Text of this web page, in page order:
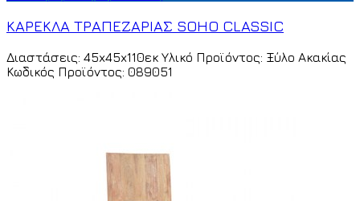
ΚΑΡΕΚΛΑ ΤΡΑΠΕΖΑΡΙΑΣ SOHO CLASSIC
Διαστάσεις: 45x45x110εκ Υλικό Προϊόντος: Ξύλο Ακακίας
Κωδικός Προϊόντος: 089051